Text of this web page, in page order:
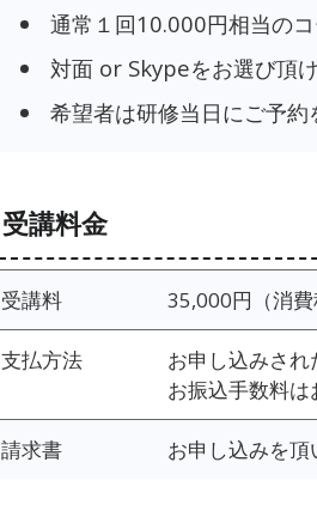
通常１回10.000円相当の
対面 or Skypeをお選び頂け
希望者は研修当日にご予約
受講料金
受講料 35,000円（消費
支払方法
お申し込みされ
お振込手数料は
請求書 お申し込みを頂